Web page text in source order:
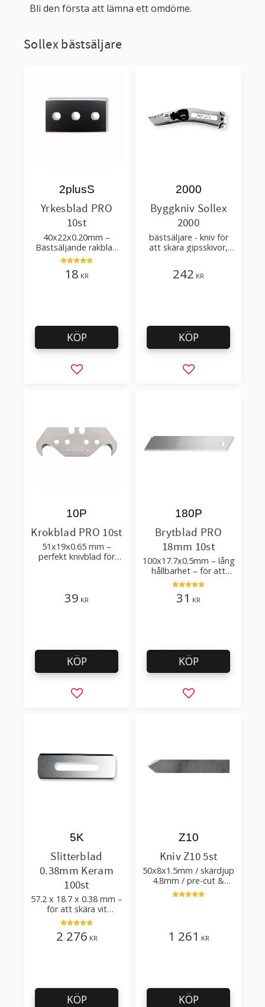
Bli den första att lämna ett omdöme.
Sollex bästsäljare
Yrkesblad PRO
10st
40x22x0.20mm –
Bästsäljande rakblad
för att skära tapet, tyg,
filt, hobby bruk
2plusS
18 KR
Lägg till i favoriter
KÖP
Byggkniv Sollex
2000
bästsäljare - kniv för
att skära gipsskivor,
2000
242 KR
Lägg till i
KÖP
Krokblad PRO 10st
51x19x0.65 mm –
perfekt knivblad för
10P
39 KR
Lägg till i favoriter
KÖP
Brytblad PRO
18mm 10st
100x17.7x0.5mm – lång
hållbarhet – för att
skära kartong, tapet
och golvmaterial
180P
31 KR
Lägg till i
KÖP
Slitterblad
0.38mm Keram
100st
57.2 x 18.7 x 0.38 mm –
för att skära vit
plastfilm med tillsatser
5K
2 276 KR
KÖP
Kniv Z10 5st
50x8x1.5mm / skärdjup
4.8mm / pre-cut &
post-cut 0.84xTm /
skärvinkel 50°
Z10
1 261 KR
KÖP